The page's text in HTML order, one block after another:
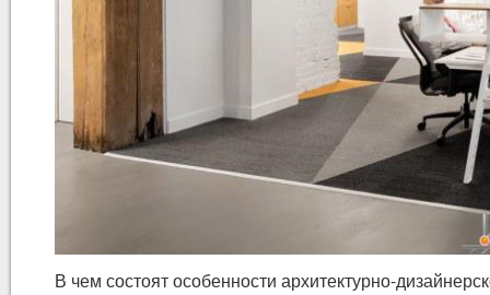
В чем состоят особенности архитектурно-